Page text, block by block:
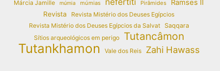
Márcia Jamille múmia múmias Pirâmides Ramses II
Revista
Revista Mistério dos Deuses Egípcios
Revista Mistério dos Deuses Egípcios da Salvat
Saqqara
Sítios arqueológicos em perigo
Tutancâmon
Tutankhamon Vale dos Reis Zahi Hawass